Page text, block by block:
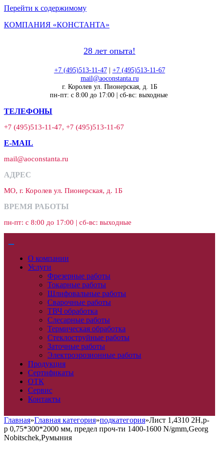
Перейти к содержимому
КОМПАНИЯ «КОНСТАНТА»
28 лет опыта!
+7 (495)513-11-47| +7 (495)513-11-67
mail@aoconstanta.ru
г. Королев ул. Пионерская, д. 1Б
пн-пт: с 8:00 до 17:00 | сб-вс: выходные
ТЕЛЕФОНЫ
+7 (495)513-11-47, +7 (495)513-11-67
E-MAIL
mail@aoconstanta.ru
АДРЕС
МО, г. Королев ул. Пионерская, д. 1Б
ВРЕМЯ РАБОТЫ
пн-пт: с 8:00 до 17:00 | сб-вс: выходные
О компании
Услуги
Фрезерные работы
Токарные работы
Шлифовальные работы
Сварочные работы
ТВЧ обработка
Слесарные работы
Термическая обработка
Стеклоструйные работы
Заточные работы
Электроэрозионные работы
Продукция
Сертификаты
ОТК
Сервис
Контакты
Главная»Главная категория»подкатегория»Лист 1,4310 2H,р-
р 0,75*300*2000 мм, предел проч-ти 1400-1600 N/gmm,Georg
Nobitschek,Румыния